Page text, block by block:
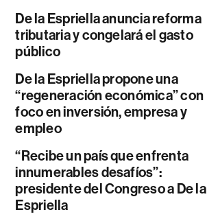
De la Espriella anuncia reforma
tributaria y congelará el gasto
público
De la Espriella propone una
“regeneración económica” con
foco en inversión, empresa y
empleo
“Recibe un país que enfrenta
innumerables desafíos”:
presidente del Congreso a De la
Espriella